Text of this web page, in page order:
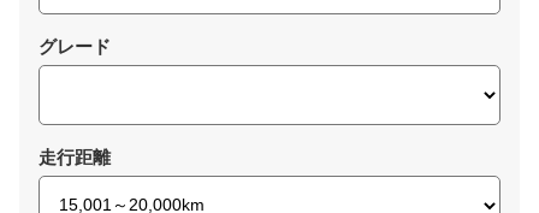
グレード
走行距離